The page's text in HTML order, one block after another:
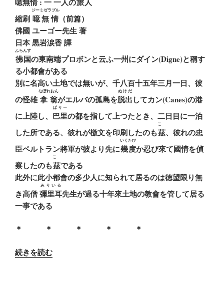
縮刷 噫無情
ジーミゼラブル
（前篇）
佛國 ユーゴー先生 著
日本 黒岩涙香 譯
彿国
ふらんす
の東南端プロボンと云ふ一州にダイン(Digne)と稱す
る小都會がある
別に名高い土地では無いが、千八百十五年三月一日、彼
の怪雄拿翁
なぽれおん
がエルバの孤島を脱出
ぬけだ
してカン(Canes)の港
に上陸し、 巴里
ぱりー
の都を指して上つたとき、二日目に一泊
した所である、彼れが檄文を印刷したのも茲
こゝ
、彼れの忠
臣ベルトラン將軍が彼より先に幾度
いくたび
か忍び來て國情を偵
察したのも茲
こゝ
である
此外に此小都會の多少人に知られて居るのは徳望限り無
き高僧彌里耳
みりいる
先生が過る十年來土地の教會を管して居る
一事である
＊ ＊ ＊ ＊ ＊
“読
続きを読む